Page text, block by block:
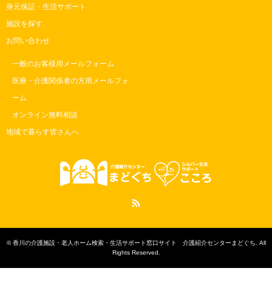
身元保証・生活サポート
施設を探す
お問い合わせ
一般のお客様用メールフォーム
医療・介護関係者の方用メールフォ
ーム
オンライン無料相談
地域で暮らす皆さんへ
©香川の介護施設・老人ホーム検索・生活サポート窓口サイト 介護紹介センターまどぐち . All
Rights Reserved.